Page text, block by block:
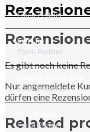
La fleur de Solei
Frank Pertiller
Irish Jig
Frank Pertiller
Frank Pertiller
Frank Pertiller
Es gibt noch keine
Nur angemeldete
dürfen eine
Related